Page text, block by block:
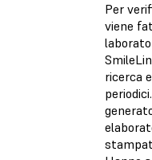
Per
viene
ricerca